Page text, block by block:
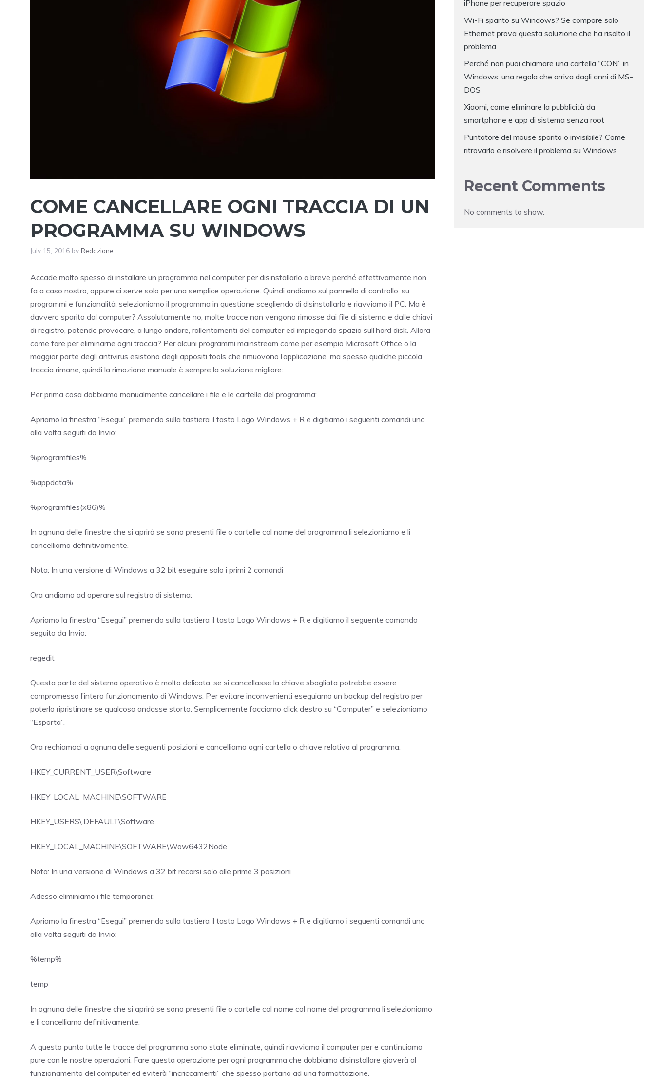
COME CANCELLARE OGNI TRACCIA DI UN
PROGRAMMA SU WINDOWS
July 15, 2016 by Redazione
Accade molto spesso di installare un programma nel computer per disinstallarlo a breve perché effettivamente non
fa a caso nostro, oppure ci serve solo per una semplice operazione. Quindi andiamo sul pannello di controllo, su
programmi e funzionalità, selezioniamo il programma in questione scegliendo di disinstallarlo e riavviamo il PC. Ma è
davvero sparito dal computer? Assolutamente no, molte tracce non vengono rimosse dai file di sistema e dalle chiavi
di registro, potendo provocare, a lungo andare, rallentamenti del computer ed impiegando spazio sull’hard disk. Allora
come fare per eliminarne ogni traccia? Per alcuni programmi mainstream come per esempio Microsoft Office o la
maggior parte degli antivirus esistono degli appositi tools che rimuovono l’applicazione, ma spesso qualche piccola
traccia rimane, quindi la rimozione manuale è sempre la soluzione migliore:
Per prima cosa dobbiamo manualmente cancellare i file e le cartelle del programma:
Apriamo la finestra “Esegui” premendo sulla tastiera il tasto Logo Windows + R e digitiamo i seguenti comandi uno
alla volta seguiti da Invio:
%programfiles%
%appdata%
%programfiles(x86)%
In ognuna delle finestre che si aprirà se sono presenti file o cartelle col nome del programma li selezioniamo e li
cancelliamo definitivamente.
Nota: In una versione di Windows a 32 bit eseguire solo i primi 2 comandi
Ora andiamo ad operare sul registro di sistema:
Apriamo la finestra “Esegui” premendo sulla tastiera il tasto Logo Windows + R e digitiamo il seguente comando
seguito da Invio:
regedit
Questa parte del sistema operativo è molto delicata, se si cancellasse la chiave sbagliata potrebbe essere
compromesso l’intero funzionamento di Windows. Per evitare inconvenienti eseguiamo un backup del registro per
poterlo ripristinare se qualcosa andasse storto. Semplicemente facciamo click destro su “Computer” e selezioniamo
“Esporta”.
Ora rechiamoci a ognuna delle seguenti posizioni e cancelliamo ogni cartella o chiave relativa al programma:
HKEY_CURRENT_USER\Software
HKEY_LOCAL_MACHINE\SOFTWARE
HKEY_USERS\.DEFAULT\Software
HKEY_LOCAL_MACHINE\SOFTWARE\Wow6432Node
Nota: In una versione di Windows a 32 bit recarsi solo alle prime 3 posizioni
Adesso eliminiamo i file temporanei:
Apriamo la finestra “Esegui” premendo sulla tastiera il tasto Logo Windows + R e digitiamo i seguenti comandi uno
alla volta seguiti da Invio:
%temp%
temp
In ognuna delle finestre che si aprirà se sono presenti file o cartelle col nome col nome del programma li selezioniamo
e li cancelliamo definitivamente.
A questo punto tutte le tracce del programma sono state eliminate, quindi riavviamo il computer per e continuiamo
pure con le nostre operazioni. Fare questa operazione per ogni programma che dobbiamo disinstallare gioverà al
funzionamento del computer ed eviterà “incriccamenti” che spesso portano ad una formattazione.
iPhone per recuperare spazio
Wi-Fi sparito su Windows? Se compare solo
Ethernet prova questa soluzione che ha risolto il
problema
Perché non puoi chiamare una cartella “CON” in
Windows: una regola che arriva dagli anni di MS-
DOS
Xiaomi, come eliminare la pubblicità da
smartphone e app di sistema senza root
Puntatore del mouse sparito o invisibile? Come
ritrovarlo e risolvere il problema su Windows
Recent Comments
No comments to show.